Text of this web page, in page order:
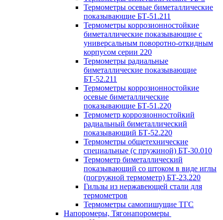
Термометры осевые биметаллические
показывающие БТ-51.211
Термометры коррозионностойкие
биметаллические показывающие с
универсальным поворотно-откидным
корпусом серии 220
Термометры радиальные
биметаллические показывающие
БТ-52.211
Термометры коррозионностойкие
осевые биметаллические
показывающие БТ-51.220
Термометр коррозионностойкий
радиальный биметаллический
показывающий БТ-52.220
Термометры общетехнические
специальные (с пружиной) БТ-30.010
Термометр биметаллический
показывающий со штоком в виде иглы
(погружной термометр) БТ-23.220
Гильзы из нержавеющей стали для
термометров
Термометры самопишущие ТГС
Напоромеры, Тягонапоромеры